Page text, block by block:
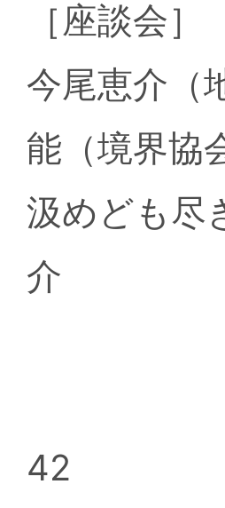
［座談会］
今尾恵介（
能（境界協
汲めども尽
介
42